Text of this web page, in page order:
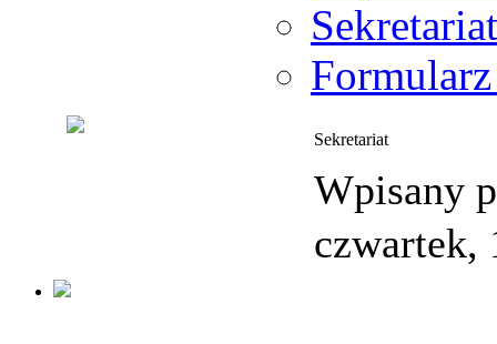
Sekretariat
Sekretariat
Wpisany
czwartek,